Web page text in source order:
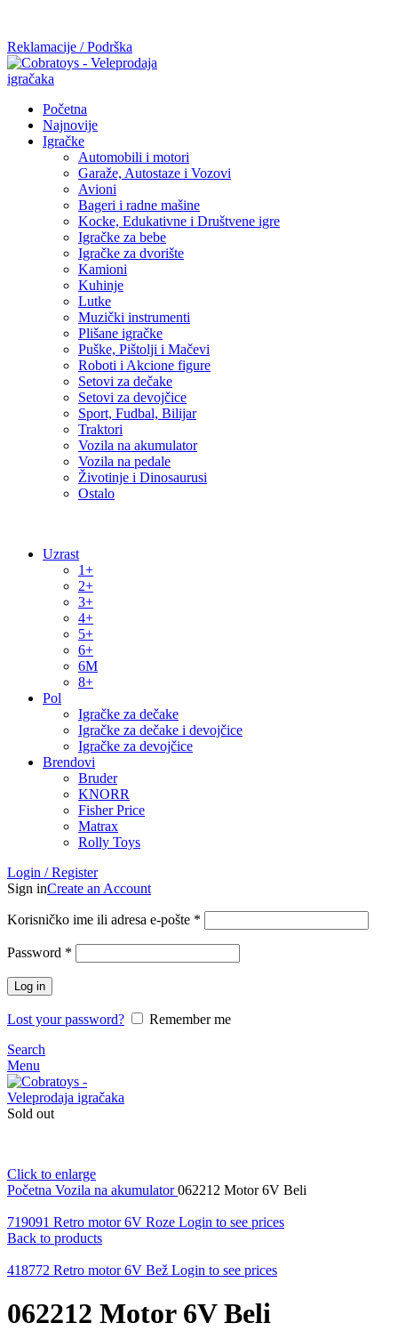
Reklamacije / Podrška
Početna
Najnovije
Igračke
Automobili i motori
Garaže, Autostaze i Vozovi
Avioni
Bageri i radne mašine
Kocke, Edukativne i Društvene igre
Igračke za bebe
Igračke za dvorište
Kamioni
Kuhinje
Lutke
Muzički instrumenti
Plišane igračke
Puške, Pištolji i Mačevi
Roboti i Akcione figure
Setovi za dečake
Setovi za devojčice
Sport, Fudbal, Bilijar
Traktori
Vozila na akumulator
Vozila na pedale
Životinje i Dinosaurusi
Ostalo
Uzrast
1+
2+
3+
4+
5+
6+
6M
8+
Pol
Igračke za dečake
Igračke za dečake i devojčice
Igračke za devojčice
Brendovi
Bruder
KNORR
Fisher Price
Matrax
Rolly Toys
Login / Register
Sign inCreate an Account
Korisničko ime ili adresa e-pošte *
Password *
Log in
Lost your password?
Remember me
Search
Menu
Sold out
Click to enlarge
Početna Vozila na akumulator062212 Motor 6V Beli
719091 Retro motor 6V Roze Login to see prices
Back to products
418772 Retro motor 6V Bež Login to see prices
062212 Motor 6V Beli